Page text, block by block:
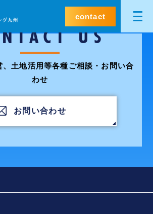
contact
US
、土地活用等各種ご相談・お問い合
わせ
お問い合わせ